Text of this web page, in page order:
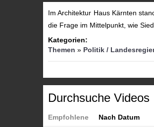
Im Architektur Haus Kärnten
die Frage im Mittelpunkt, wie
Kategorien:
Themen » Politik /
Tags:
Durchsuche Videos
Empfohlene Nach Datum